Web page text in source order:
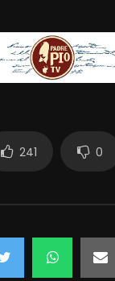
241 0